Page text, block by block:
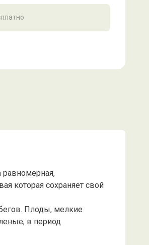
равномерная,
которая сохраняет свой
Плоды, мелкие
в период